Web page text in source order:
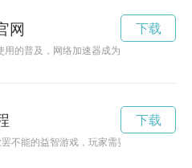
网
用的普及，网络加速器成为人们上网必备
下载
不能的益智游戏，玩家需要通过解密谜
下载